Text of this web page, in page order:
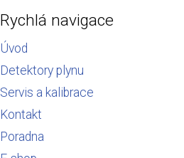
Rychlá navigace
Úvod
Detektory plynu
Servis a kalibrace
Kontakt
Poradna